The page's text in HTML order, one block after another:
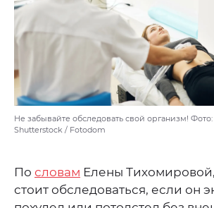
Не забывайте обследовать свой организм!
Shutterstock / Fotodom
По словам Елены
стоит обследоваться, если он